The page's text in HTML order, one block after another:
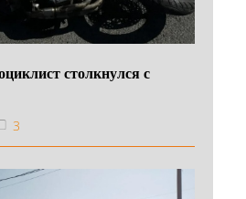
столкнулся с
3